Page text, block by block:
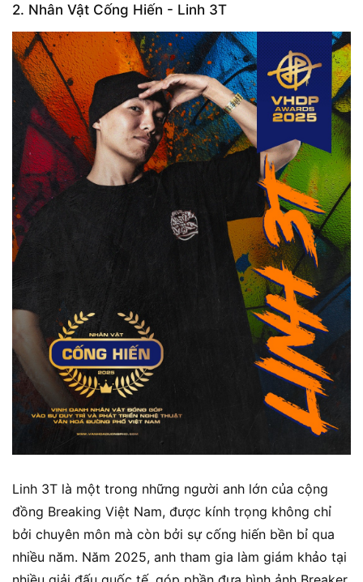
2. Nhân Vật Cống Hiến - Linh 3T
Linh 3T là một trong những người anh lớn của cộng
đồng Breaking Việt Nam, được kính trọng không chỉ
bởi chuyên môn mà còn bởi sự cống hiến bền bỉ qua
nhiều năm. Năm 2025, anh tham gia làm giám khảo tại